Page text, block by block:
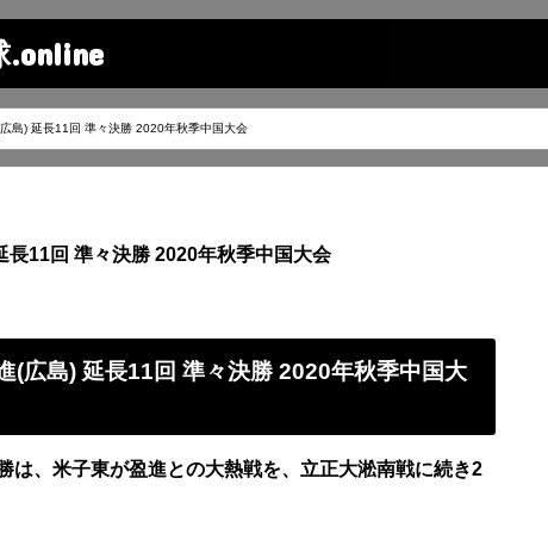
.online
島) 延長11回 準々決勝 2020年秋季中国大会
長11回 準々決勝 2020年秋季中国大会
(広島) 延長11回 準々決勝 2020年秋季中国大
は、米子東が盈進との大熱戦を、立正大淞南戦に続き2